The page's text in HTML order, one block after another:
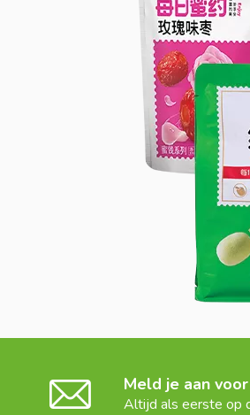
Meld je aan
Altijd als eerste op